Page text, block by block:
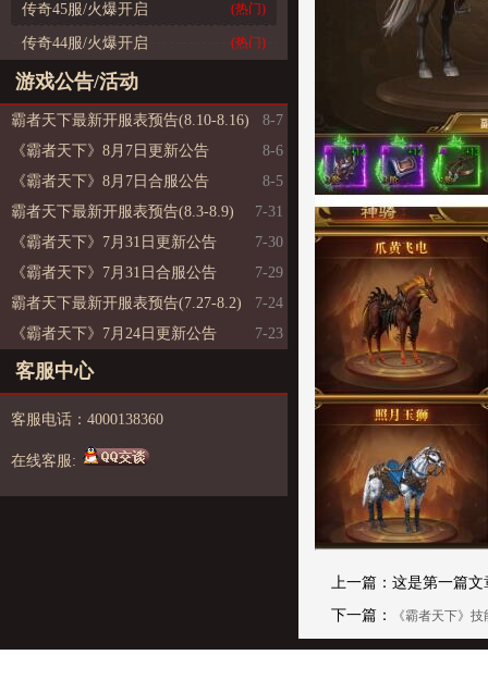
传奇45服/火爆开启 (热门)
传奇44服/火爆开启 (热门)
游戏公告/活动
霸者天下最新开服表预告(8.10-8.16)
8-7
《霸者天下》8月7日更新公告
8-6
《霸者天下》8月7日合服公告
8-5
霸者天下最新开服表预告(8.3-8.9)
7-31
《霸者天下》7月31日更新公告
7-30
《霸者天下》7月31日合服公告
7-29
霸者天下最新开服表预告(7.27-8.2)
7-24
《霸者天下》7月24日更新公告
7-23
客服中心
客服电话：4000138360
在线客服:
上一篇：这是第一篇文
下一篇：
《霸者天下》